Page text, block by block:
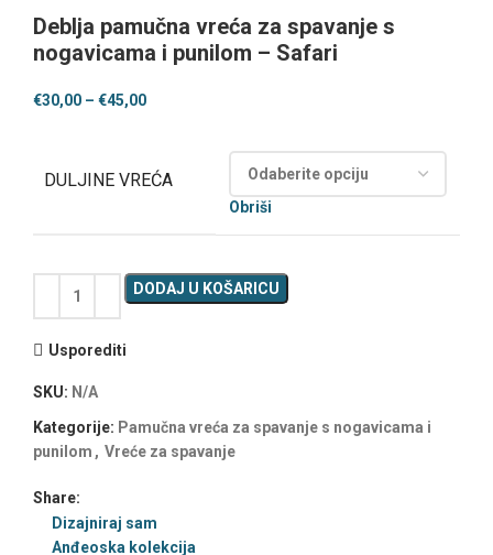
Deblja pamučna vreća za spavanje s
nogavicama i punilom – Safari
€30,00 – €45,00
DULJINE VREĆA
Obriši
DODAJ U KOŠARICU
Usporediti
SKU: N/A
Kategorije: Pamučna vreća za spavanje s nogavicama i
punilom , Vreće za spavanje
Share:
Dizajniraj sam
Anđeoska kolekcija